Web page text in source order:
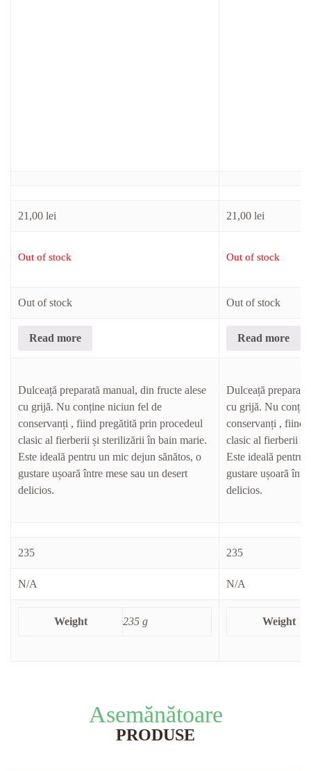
21,00 lei 21,00 lei
Out of stock Out of stock
Out of stock Out of stock
Read more Read more
Dulceață preparată manual, din fructe alese
cu grijă. Nu conține niciun fel de
conservanți , fiind pregătită prin procedeul
clasic al fierberii și sterilizării în bain marie.
Este ideală pentru un mic dejun sănătos, o
gustare ușoară între mese sau un desert
delicios.
Dulceață
cu grijă. Nu
conservanți , fiind
clasic al fierberii
Este ideală pentru
gustare ușoară
delicios.
235 235
N/A N/A
Weight 235 g Weight
Asemănătoare
PRODUSE